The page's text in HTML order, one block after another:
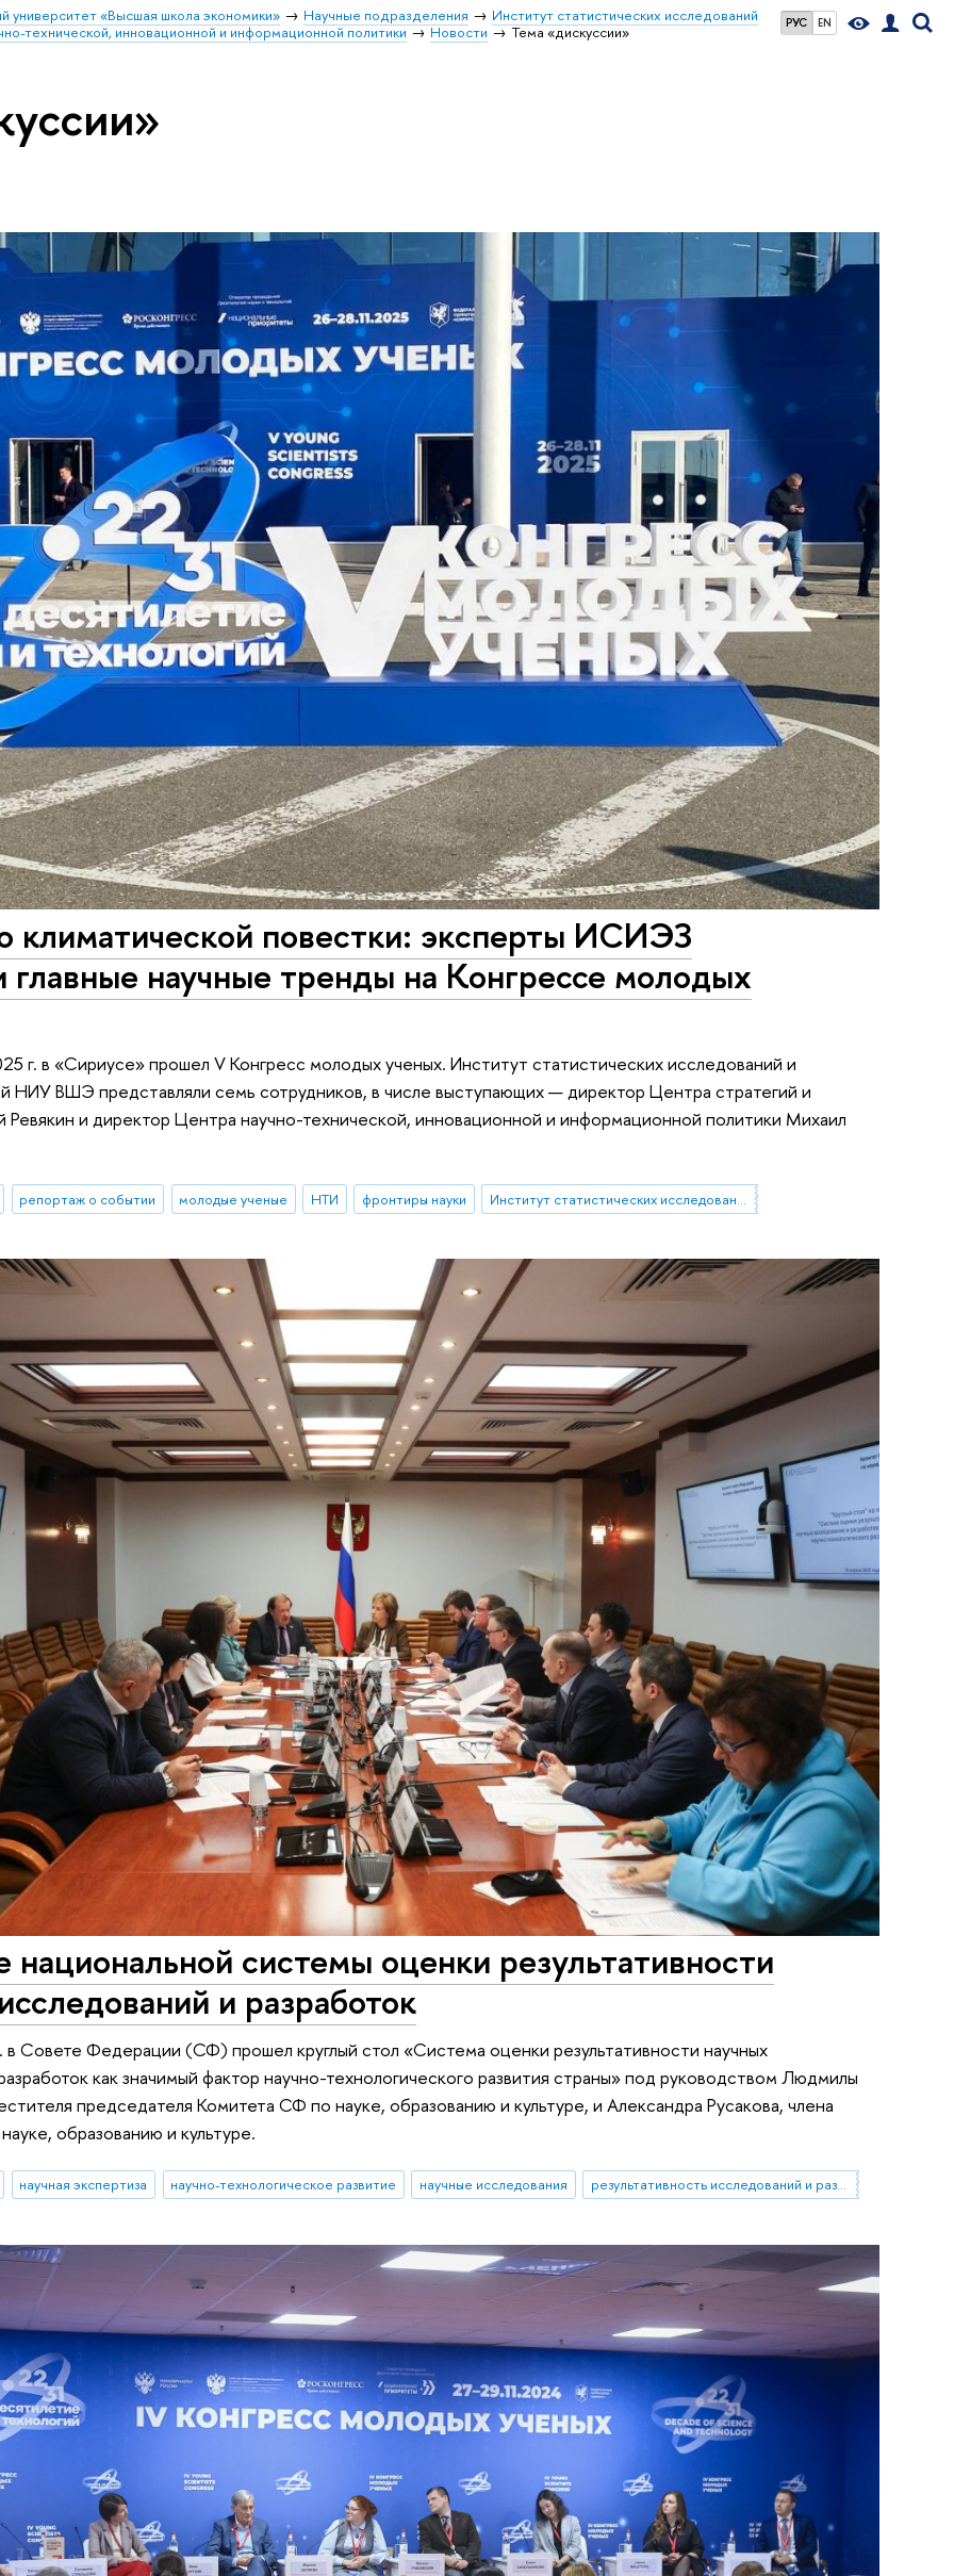
РУС EN
университет «Высшая школа экономики» Научные подразделения
Институт статистических исследований
технической, инновационной и информационной политики
Новости Тема «дискуссии»
повестки: эксперты ИСИЭЗ
главные научные тренды на Конгрессе молодых
г. в «Сириусе» прошел V Конгресс молодых ученых. Институт статистических исследований и
НИУ ВШЭ представляли семь сотрудников, в числе выступающих — директор Центра стратегий и
Ревякин и директор Центра научно-технической, инновационной и информационной политики Михаил
репортаж о событии молодые ученые НТИ фронтиры науки Институт статистических исследований и экономики знаний
национальной системы оценки результативности
и разработок
в Совете Федерации (СФ) прошел круглый стол «Система оценки результативности научных
как значимый фактор научно-технологического развития страны» под руководством Людмилы
председателя Комитета СФ по науке, образованию и культуре, и Александра Русакова, члена
образованию и культуре.
научная экспертиза научно-технологическое развитие научные исследования результативность исследований и разработок